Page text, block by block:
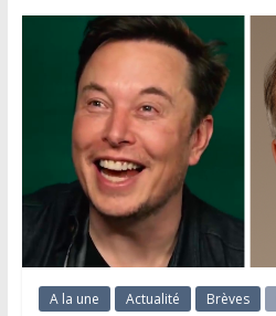
A la une Actualité Brèves